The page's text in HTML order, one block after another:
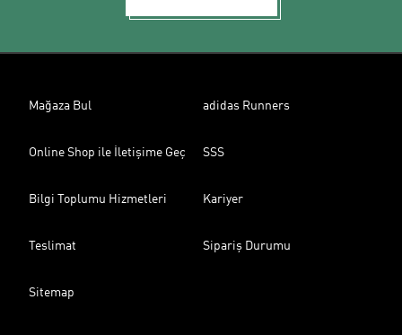
Mağaza Bul adidas Runners
Online Shop ile İletişime Geç SSS
Bilgi Toplumu Hizmetleri Kariyer
Teslimat Sipariş Durumu
Sitemap